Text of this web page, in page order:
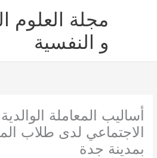
مجلة العلوم
و النفسية
أساليب المعاملة
الاجتماعي لدى طلاب
بمدينة جدة